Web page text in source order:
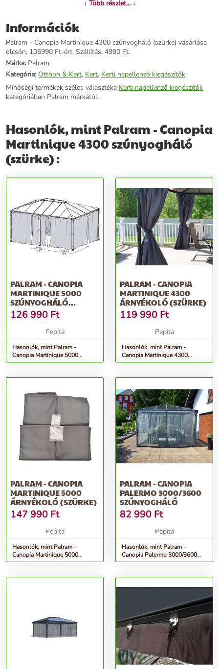
↓ Több részlet... ↓
Információk
Palram - Canopia Martinique 4300 szúnyogháló (szürke) vásárlása
olcsón, 106990 Ft-ért. Szállítás: 4990 Ft.
Márka: Palram
Kategória: Otthon & Kert, Kert, Kerti napellenző kiegészítők
Minőségi termékek széles választéka Kerti napellenző kiegészítők
kategóriában Palram márkától.
Hasonlók, mint Palram - Canopia
Martinique 4300 szúnyogháló
(szürke) :
PALRAM - CANOPIA
MARTINIQUE 5000
SZÚNYOGHÁLÓ
(SZÜRKE)
126 990 Ft
Pepita
Hasonlók, mint Palram -
Canopia Martinique 5000
szúnyogháló (szürke)
PALRAM - CANOPIA
MARTINIQUE 4300
ÁRNYÉKOLÓ (SZÜRKE)
119 990 Ft
Pepita
Hasonlók, mint Palram -
Canopia Martinique 4300
árnyékoló (szürke)
PALRAM - CANOPIA
MARTINIQUE 5000
ÁRNYÉKOLÓ (SZÜRKE)
147 990 Ft
Pepita
Hasonlók, mint Palram -
Canopia Martinique 5000
árnyékoló (szürke)
PALRAM - CANOPIA
PALERMO 3000/3600
SZÚNYOGHÁLÓ
82 990 Ft
Pepita
Hasonlók, mint Palram -
Canopia Palermo 3000/3600
szúnyogháló